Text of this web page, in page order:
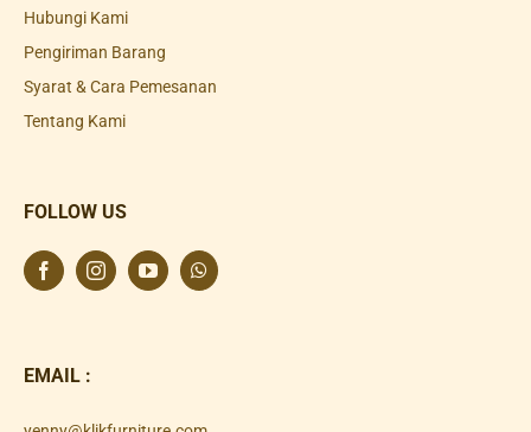
Hubungi Kami
Pengiriman Barang
Syarat & Cara Pemesanan
Tentang Kami
FOLLOW US
EMAIL :